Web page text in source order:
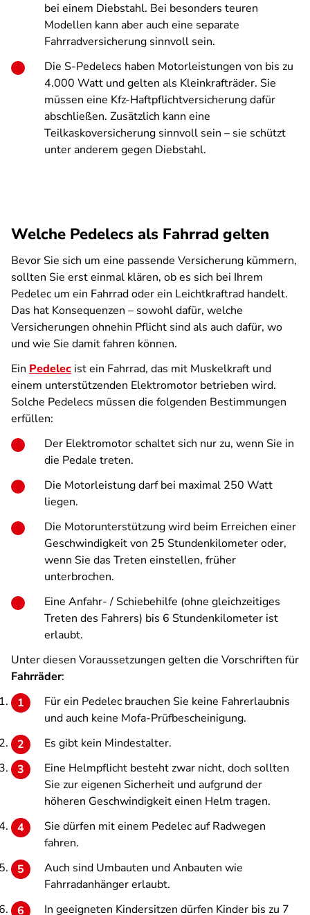
bei einem Diebstahl. Bei besonders teuren
Modellen kann aber auch eine separate
Fahrradversicherung sinnvoll sein.
Die S-Pedelecs haben Motorleistungen von bis zu
4.000 Watt und gelten als Kleinkrafträder. Sie
müssen eine Kfz-Haftpflichtversicherung dafür
abschließen. Zusätzlich kann eine
Teilkaskoversicherung sinnvoll sein – sie schützt
unter anderem gegen Diebstahl.
Welche Pedelecs als Fahrrad gelten
Bevor Sie sich um eine passende Versicherung kümmern,
sollten Sie erst einmal klären, ob es sich bei Ihrem
Pedelec um ein Fahrrad oder ein Leichtkraftrad handelt.
Das hat Konsequenzen – sowohl dafür, welche
Versicherungen ohnehin Pflicht sind als auch dafür, wo
und wie Sie damit fahren können.
Ein Pedelec ist ein Fahrrad, das mit Muskelkraft und
einem unterstützenden Elektromotor betrieben wird.
Solche Pedelecs müssen die folgenden Bestimmungen
erfüllen:
Der Elektromotor schaltet sich nur zu, wenn Sie in
die Pedale treten.
Die Motorleistung darf bei maximal 250 Watt
liegen.
Die Motorunterstützung wird beim Erreichen einer
Geschwindigkeit von 25 Stundenkilometer oder,
wenn Sie das Treten einstellen, früher
unterbrochen.
Eine Anfahr- / Schiebehilfe (ohne gleichzeitiges
Treten des Fahrers) bis 6 Stundenkilometer ist
erlaubt.
Unter diesen Voraussetzungen gelten die Vorschriften für
Fahrräder:
Für ein Pedelec brauchen Sie keine Fahrerlaubnis
und auch keine Mofa-Prüfbescheinigung.
Es gibt kein Mindestalter.
Eine Helmpflicht besteht zwar nicht, doch sollten
Sie zur eigenen Sicherheit und aufgrund der
höheren Geschwindigkeit einen Helm tragen.
Sie dürfen mit einem Pedelec auf Radwegen
fahren.
Auch sind Umbauten und Anbauten wie
Fahrradanhänger erlaubt.
In geeigneten Kindersitzen dürfen Kinder bis zu 7